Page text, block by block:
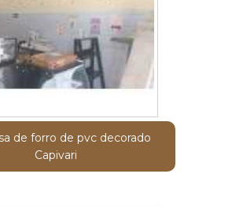
de forro de pvc decorado
Capivari